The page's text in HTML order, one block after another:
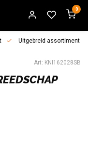
0
Uitgebreid assortiment
Art: KNI162028SB